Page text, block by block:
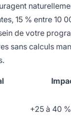
15 % entre 10
de votre
sans calculs
+25 à 40